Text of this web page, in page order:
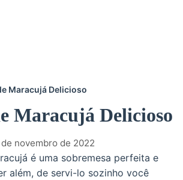
Maracujá Delicioso
Maracujá Delicioso
de novembro de 2022
é uma sobremesa perfeita e
além, de servi-lo sozinho você